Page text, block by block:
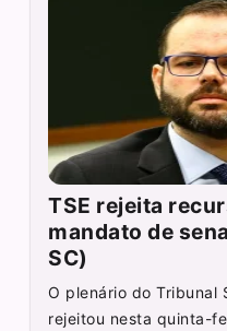
TSE rejeita
mandato de
SC)
O plenário do Tribunal
rejeitou nesta quinta-